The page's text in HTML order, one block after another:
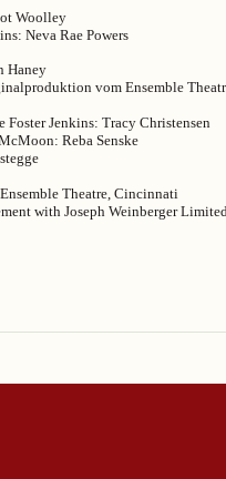
Woolley
Neva Rae Powers
Haney
vom Ensemble
Foster Jenkins: Tracy Christensen
Reba Senske
Theatre, Cincinnati
with Joseph Weinberger